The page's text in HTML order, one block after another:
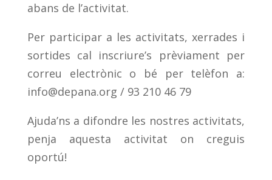
abans de l’activitat.
Per participar a les activitats, xerrades i
sortides cal inscriure’s prèviament per
correu electrònic o bé per telèfon a:
info@depana.org / 93 210 46 79
Ajuda’ns a difondre les nostres activitats,
penja aquesta activitat on creguis
oportú!